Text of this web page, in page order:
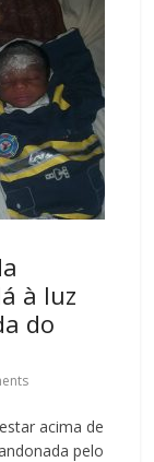
à luz
do
acima de
pelo